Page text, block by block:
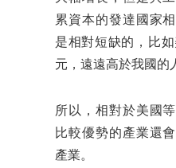
累資本的發達國家
是相對短缺的，比如
元，遠遠高於我國的
所以，相對於美國
比較優勢的產業還
產業。